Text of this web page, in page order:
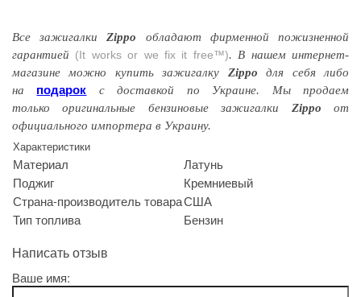
Все зажигалкиZippo обладают фирменнойпожизненной
гарантией (It works or we fix it free™). В нашем интернет-
магазине можно купить зажигалку Zippo для себя либо
на подарок с доставкой по Украине. Мы продаем
только оригинальные бензиновые зажигалки Zippo от
официального импортера в Украину.
Характеристики
Материал
Латунь
Поджиг
Кремниевый
Страна-производитель товараСША
Тип топлива
Бензин
Написать отзыв
Ваше имя: